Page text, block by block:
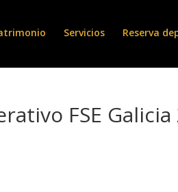
Servicios Reserva
FSE Galicia